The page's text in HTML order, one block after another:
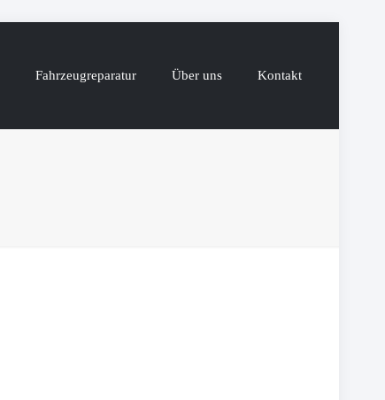
Fahrzeugreparatur Über uns Kontakt